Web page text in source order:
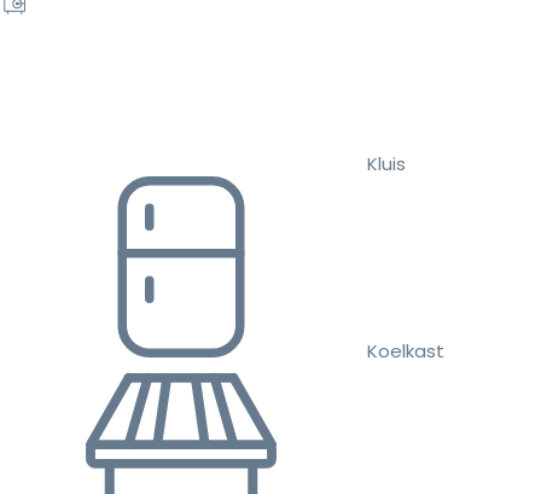
Kluis
Koelkast